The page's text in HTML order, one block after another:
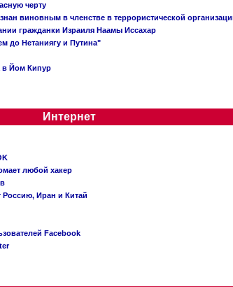
черту
виновным в членстве в террористической
гражданки Израиля Наамы Иссахар
до Нетаниягу и Путина"
в Йом Кипур
Интернет
любой хакер
Россию, Иран и Китай
Facebook